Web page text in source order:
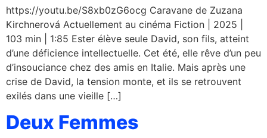
https://youtu.be/S8xb0zG6ocg Caravane de Zuzana
Kirchnerová Actuellement au cinéma Fiction | 2025 |
103 min | 1:85 Ester élève seule David, son fils, atteint
d’une déficience intellectuelle. Cet été, elle rêve d’un peu
d’insouciance chez des amis en Italie. Mais après une
crise de David, la tension monte, et ils se retrouvent
exilés dans une vieille […]
Deux Femmes